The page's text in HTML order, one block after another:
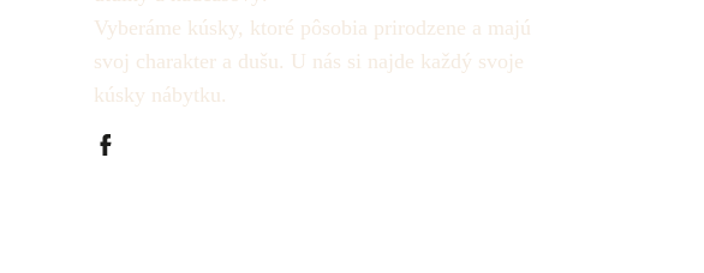
Vyberáme kúsky, ktoré pôsobia prirodzene a majú
svoj charakter a dušu. U nás si najde každý svoje
kúsky nábytku.